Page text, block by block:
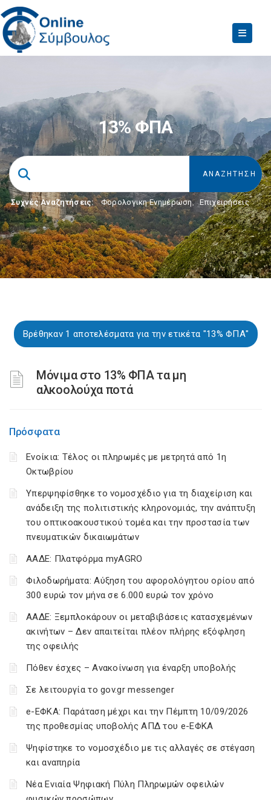
13% ΦΠΑ
Συχνές Αναζητήσεις: Φορολογικη Ενημέρωση, Επιχειρήσεις
Βρέθηκαν 1 αποτελέσματα για την ετικέτα "13% ΦΠΑ"
Μόνιμα στο 13% ΦΠΑ τα μη
αλκοολούχα ποτά
Πρόσφατα
Ενοίκια: Τέλος οι πληρωμές με μετρητά από 1η
Οκτωβρίου
Υπερψηφίσθηκε το νομοσχέδιο για τη διαχείριση και
ανάδειξη της πολιτιστικής κληρονομιάς, την ανάπτυξη
του οπτικοακουστικού τομέα και την προστασία των
πνευματικών δικαιωμάτων
ΑΑΔΕ: Πλατφόρμα myAGRO
Φιλοδωρήματα: Αύξηση του αφορολόγητου ορίου από
300 ευρώ τον μήνα σε 6.000 ευρώ τον χρόνο
ΑΑΔΕ: Ξεμπλοκάρουν οι μεταβιβάσεις κατασχεμένων
ακινήτων – Δεν απαιτείται πλέον πλήρης εξόφληση
της οφειλής
Πόθεν έσχες – Ανακοίνωση για έναρξη υποβολής
Σε λειτουργία το gov.gr messenger
e-ΕΦΚΑ: Παράταση μέχρι και την Πέμπτη 10/09/2026
της προθεσμίας υποβολής ΑΠΔ του e-ΕΦΚΑ
Ψηφίστηκε το νομοσχέδιο με τις αλλαγές σε στέγαση
και αναπηρία
Νέα Ενιαία Ψηφιακή Πύλη Πληρωμών οφειλών